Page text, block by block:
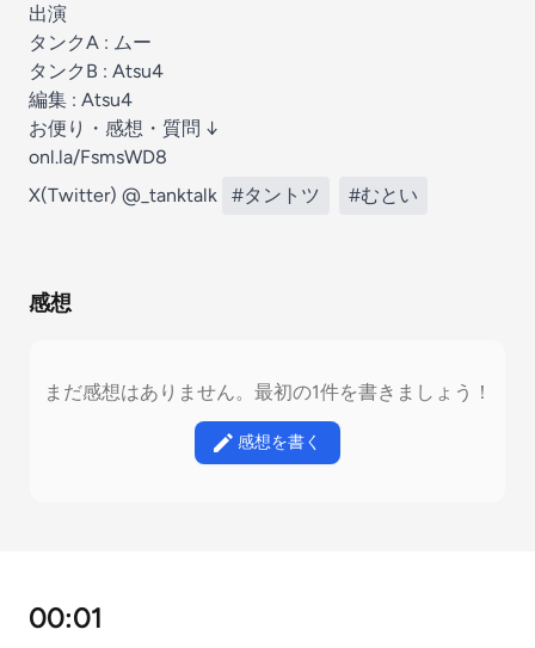
出演
タンクA : ムー
タンクB : Atsu4
編集 : Atsu4
お便り・感想・質問 ↓
onl.la/FsmsWD8
X(Twitter) @_tanktalk
#タントツ #むとい
感想
まだ感想はありません。最初の1件を書きましょう！
感想を書く
00:01